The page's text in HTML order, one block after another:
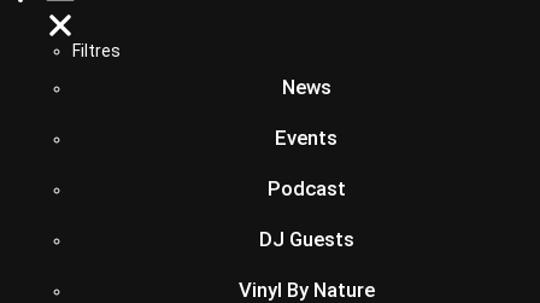
Filtres
News
Events
Podcast
DJ Guests
Vinyl By Nature